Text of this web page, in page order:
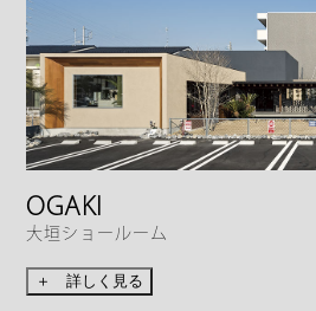
OGAKI
大垣ショールーム
＋ 詳しく見る